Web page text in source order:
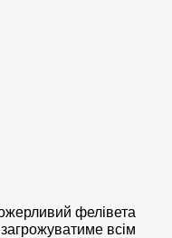
фелівета
загрожуватиме всім